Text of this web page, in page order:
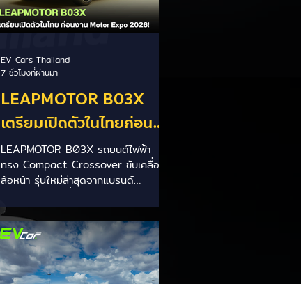
LEAPMOTOR B03X
เตรียมเปิดตัวในไทยก่อน
Motor Expo 2026! ครอ
สโอเวอร์ไฟฟ้าขนาด
กะทัดรัด ลุ้นสเปคและรา
คาเร็วๆ นี้
LEAPMOTOR B03X รถยนต์ไฟฟ้า
ทรง Compact Crossover ขับเคลื่อน
ล้อหน้า รุ่นใหม่ล่าสุดจากแบรนด์
ประเทศไทยก่อนช่วงงาน MOTOR
EXPO 2026 โดย B03X ถือเป็นรถ
EV ไซส์กะทัดรัดที่ชูจุดเด่นเรื่องพื้นที่
ใช้สอยภายในห้องโดยสาร และการ
รองรับเทคโนโลยีชาร์จเร็ว DC Fast
EV Cars Thailand
7 ชั่วโมงที่ผ่านมา